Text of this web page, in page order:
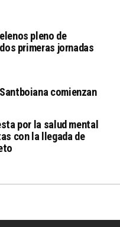
pleno de
primeras jornadas
comienzan
por la salud mental
con la llegada de